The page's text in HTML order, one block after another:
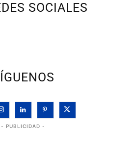
SOCIALES
- PUBLICIDAD -